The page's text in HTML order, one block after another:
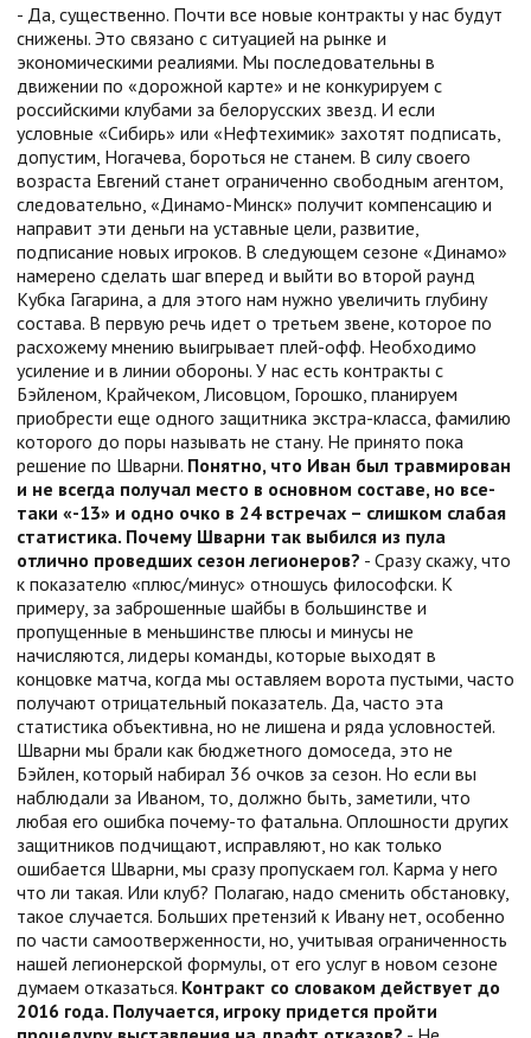
- Да, существенно. Почти все новые контракты у нас будут
снижены. Это связано с ситуацией на рынке и
экономическими реалиями. Мы последовательны в
движении по «дорожной карте» и не конкурируем с
российскими клубами за белорусских звезд. И если
условные «Сибирь» или «Нефтехимик» захотят подписать,
допустим, Ногачева, бороться не станем. В силу своего
возраста Евгений станет ограниченно свободным агентом,
следовательно, «Динамо-Минск» получит компенсацию и
направит эти деньги на уставные цели, развитие,
подписание новых игроков. В следующем сезоне «Динамо»
намерено сделать шаг вперед и выйти во второй раунд
Кубка Гагарина, а для этого нам нужно увеличить глубину
состава. В первую речь идет о третьем звене, которое по
расхожему мнению выигрывает плей-офф. Необходимо
усиление и в линии обороны. У нас есть контракты с
Бэйленом, Крайчеком, Лисовцом, Горошко, планируем
приобрести еще одного защитника экстра-класса, фамилию
которого до поры называть не стану. Не принято пока
решение по Шварни. Понятно, что Иван был травмирован
и не всегда получал место в основном составе, но все-
таки «-13» и одно очко в 24 встречах – слишком слабая
статистика. Почему Шварни так выбился из пула
отлично проведших сезон легионеров? - Сразу скажу, что
к показателю «плюс/минус» отношусь философски. К
примеру, за заброшенные шайбы в большинстве и
пропущенные в меньшинстве плюсы и минусы не
начисляются, лидеры команды, которые выходят в
концовке матча, когда мы оставляем ворота пустыми, часто
получают отрицательный показатель. Да, часто эта
статистика объективна, но не лишена и ряда условностей.
Шварни мы брали как бюджетного домоседа, это не
Бэйлен, который набирал 36 очков за сезон. Но если вы
наблюдали за Иваном, то, должно быть, заметили, что
любая его ошибка почему-то фатальна. Оплошности других
защитников подчищают, исправляют, но как только
ошибается Шварни, мы сразу пропускаем гол. Карма у него
что ли такая. Или клуб? Полагаю, надо сменить обстановку,
такое случается. Больших претензий к Ивану нет, особенно
по части самоотверженности, но, учитывая ограниченность
нашей легионерской формулы, от его услуг в новом сезоне
думаем отказаться. Контракт со словаком действует до
2016 года. Получается, игроку придется пройти